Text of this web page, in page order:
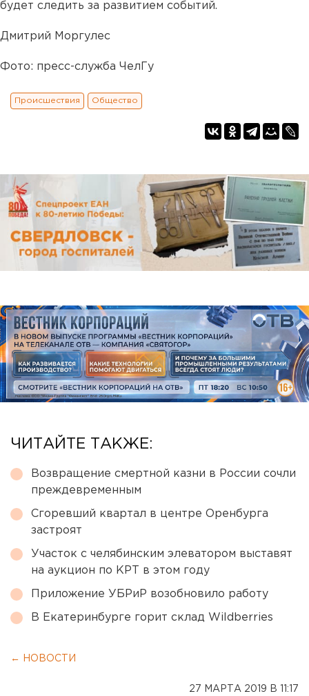
будет следить за развитием событий.
Дмитрий Моргулес
Фото: пресс-служба ЧелГу
Происшествия Общество
ЧИТАЙТЕ ТАКЖЕ:
Возвращение смертной казни в России сочли
преждевременным
Сгоревший квартал в центре Оренбурга
застроят
Участок с челябинским элеватором выставят
на аукцион по КРТ в этом году
Приложение УБРиР возобновило работу
В Екатеринбурге горит склад Wildberries
← НОВОСТИ
27 МАРТА 2019 В 11:17